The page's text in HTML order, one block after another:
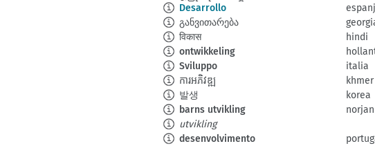
Desarrollo
განვითარება
विकास
hindi
ontwikkeling
Sviluppo
italia
ការអភិវឌ្ឍ
khmer
발생
korea
barns utvikling
utvikling
desenvolvimento